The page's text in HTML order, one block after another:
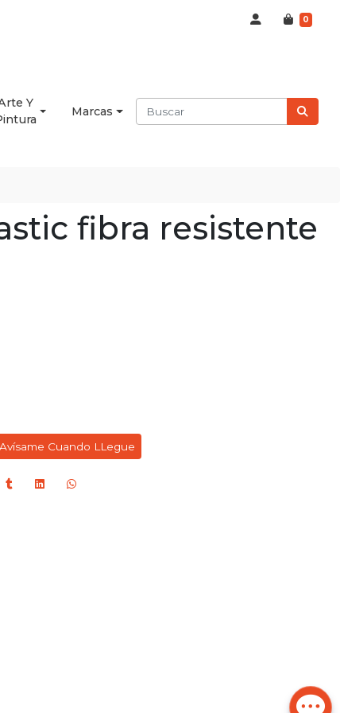
0
Y
Marcas
fibra resistente
Avísame Cuando LLegue